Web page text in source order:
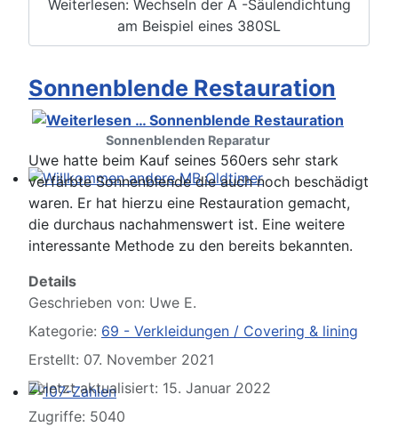
Willkommen andere MB Oldtimer
107-Zahlen
Weiterlesen: Wechseln der A -Säulendichtung
am Beispiel eines 380SL
Sonnenblende Restauration
Sonnenblenden Reparatur
Uwe hatte beim Kauf seines 560ers sehr stark
verfärbte Sonnenblende die auch noch beschädigt
waren. Er hat hierzu eine Restauration gemacht,
die durchaus nachahmenswert ist. Eine weitere
interessante Methode zu den bereits bekannten.
Details
Geschrieben von: Uwe E.
Kategorie: 69 - Verkleidungen / Covering & lining
Erstellt: 07. November 2021
Zuletzt aktualisiert: 15. Januar 2022
Zugriffe: 5040